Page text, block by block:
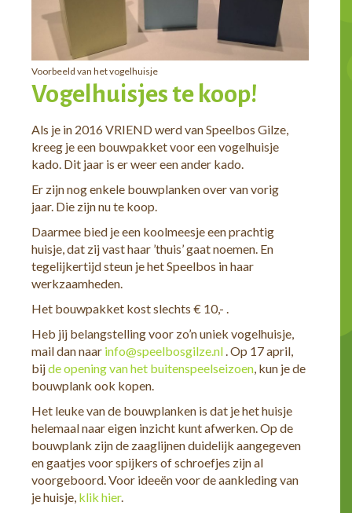
Voorbeeld van het vogelhuisje
Vogelhuisjes te koop!
Als je in 2016 VRIEND werd van Speelbos Gilze,
kreeg je een bouwpakket voor een vogelhuisje
kado. Dit jaar is er weer een ander kado.
Er zijn nog enkele bouwplanken over van vorig
jaar. Die zijn nu te koop.
Daarmee bied je een koolmeesje een prachtig
huisje, dat zij vast haar ’thuis’ gaat noemen. En
tegelijkertijd steun je het Speelbos in haar
werkzaamheden.
Het bouwpakket kost slechts € 10,- .
Heb jij belangstelling voor zo’n uniek vogelhuisje,
mail dan naar info@speelbosgilze.nl. Op 17 april,
bijde opening van het buitenspeelseizoen, kun je de
bouwplank ook kopen.
Het leuke van de bouwplanken is dat je het huisje
helemaal naar eigen inzicht kunt afwerken. Op de
bouwplank zijn de zaaglijnen duidelijk aangegeven
en gaatjes voor spijkers of schroefjes zijn al
voorgeboord. Voor ideeën voor de aankleding van
je huisje, klik hier.